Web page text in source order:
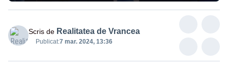
Scris de Realitatea de Vrancea
Publicat:7 mar. 2024, 13:36